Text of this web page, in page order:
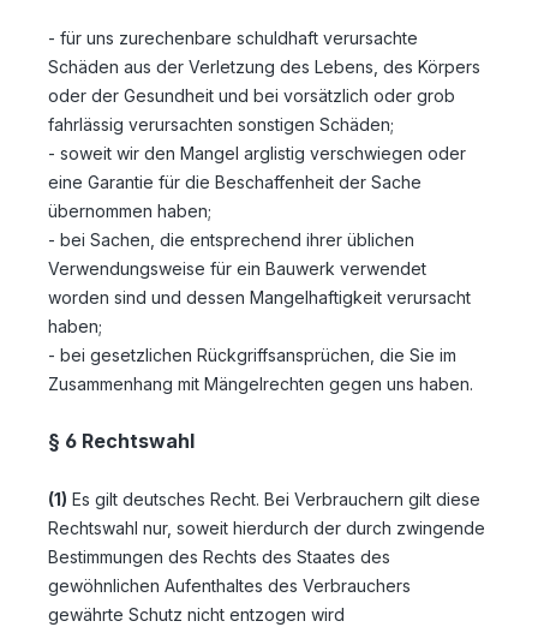
- für uns zurechenbare schuldhaft verursachte
Schäden aus der Verletzung des Lebens, des Körpers
oder der Gesundheit und bei vorsätzlich oder grob
fahrlässig verursachten sonstigen Schäden;
- soweit wir den Mangel arglistig verschwiegen oder
eine Garantie für die Beschaffenheit der Sache
übernommen haben;
- bei Sachen, die entsprechend ihrer üblichen
Verwendungsweise für ein Bauwerk verwendet
worden sind und dessen Mangelhaftigkeit verursacht
haben;
- bei gesetzlichen Rückgriffsansprüchen, die Sie im
Zusammenhang mit Mängelrechten gegen uns haben.
§ 6 Rechtswahl
(1) Es gilt deutsches Recht. Bei Verbrauchern gilt diese
Rechtswahl nur, soweit hierdurch der durch zwingende
Bestimmungen des Rechts des Staates des
gewöhnlichen Aufenthaltes des Verbrauchers
gewährte Schutz nicht entzogen wird